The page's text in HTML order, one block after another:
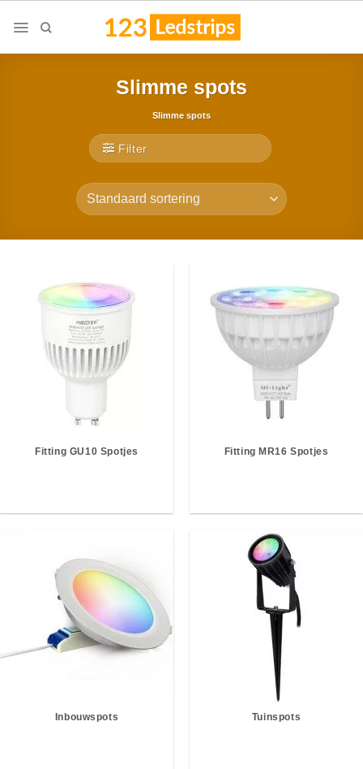
Slimme spots
Slimme spots
Filter
Fitting GU10 Spotjes Fitting MR16 Spotjes
Inbouwspots Tuinspots